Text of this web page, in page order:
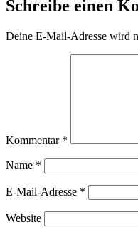
Schreibe einen
Deine E-Mail-Adresse wird
Kommentar *
Name *
E-Mail-Adresse *
Website